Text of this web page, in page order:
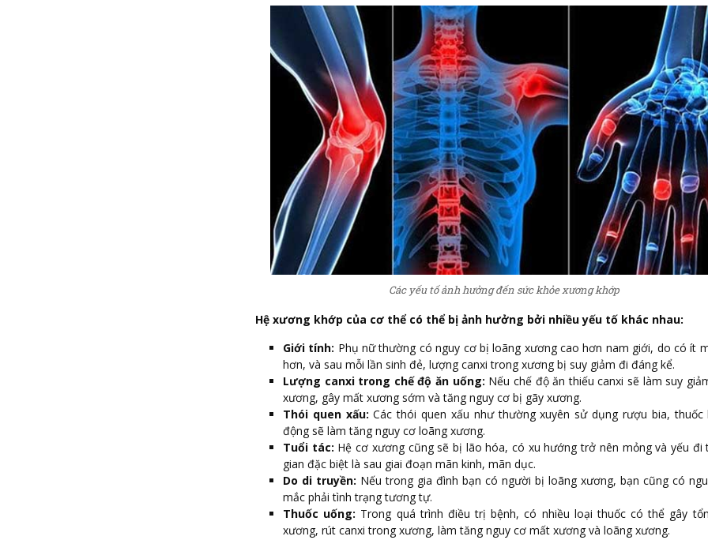
Các yếu tố ảnh hưởng đến sức khỏe xương khớp
Hệ xương khớp của cơ thể có thể bị ảnh hưởng bởi nhiều yếu tố khác nhau:
Giới tính: Phụ nữ thường có nguy cơ bị loãng xương cao hơn nam giới, do có ít
hơn, và sau mỗi lần sinh đẻ, lượng canxi trong xương bị suy giảm đi đáng kể.
Lượng canxi trong chế độ ăn uống: Nếu chế độ ăn thiếu canxi sẽ làm suy
xương, gây mất xương sớm và tăng nguy cơ bị gãy xương.
Thói quen xấu: Các thói quen xấu như thường xuyên sử dụng rượu bia, thuốc
động sẽ làm tăng nguy cơ loãng xương.
Tuổi tác: Hệ cơ xương cũng sẽ bị lão hóa, có xu hướng trở nên mỏng và yếu đi
gian đặc biệt là sau giai đoạn mãn kinh, mãn dục.
Do di truyền: Nếu trong gia đình bạn có người bị loãng xương, bạn cũng có
mắc phải tình trạng tương tự.
Thuốc uống: Trong quá trình điều trị bệnh, có nhiều loại thuốc có thể gây
xương, rút canxi trong xương, làm tăng nguy cơ mất xương và loãng xương.